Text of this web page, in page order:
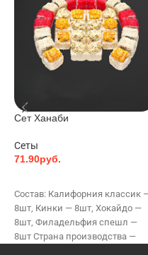
Сет Ханаби
Сеты
71.90руб.
Состав: Калифорния классик
8шт, Кинки — 8шт, Хокайдо —
8шт, Филадельфия спешл —
8шт Страна производства —